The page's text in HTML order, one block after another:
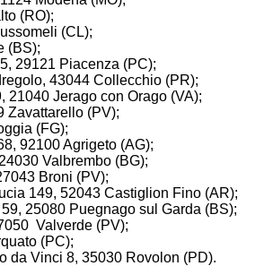
(RO);
(CL);
(BS);
29121 Piacenza (PC);
43044 Collecchio (PR);
21040 Jerago con Orago (VA);
Zavattarello (PV);
(FG);
92100 Agrigeto (AG);
Valbrembo (BG);
Broni (PV);
149, 52043 Castiglion Fino (AR);
25080 Puegnago sul Garda (BS);
Valverde (PV);
(PC);
da Vinci 8, 35030 Rovolon (PD).